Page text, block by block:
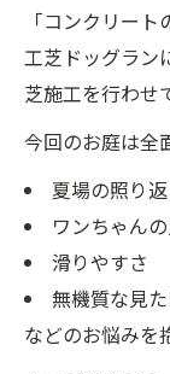
「コンクリー
工芝ドッグラン
芝施工を行わせ
今回のお庭は全
夏場の照り
ワンちゃん
滑りやすさ
無機質な見
などのお悩みを